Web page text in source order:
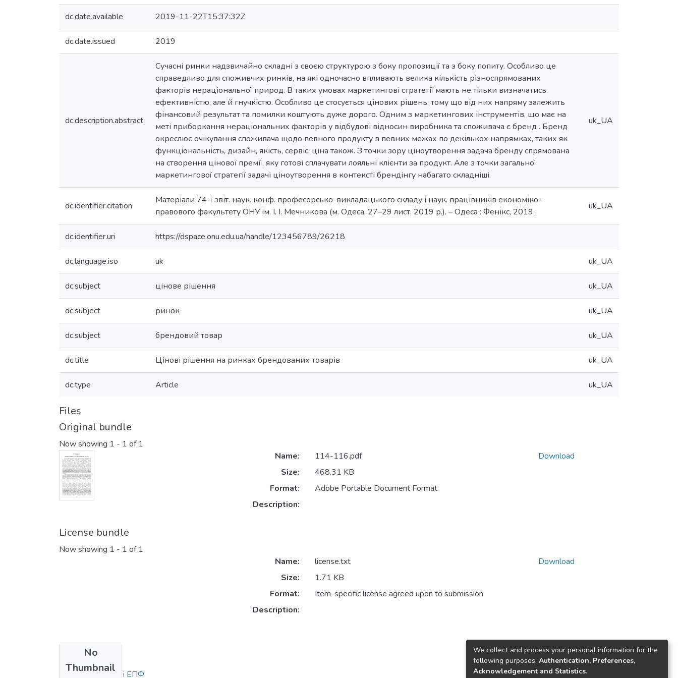
dc.date.available 2019-11-22T15:37:32Z
dc.date.issued 2019
dc.description.abstract
Сучасні ринки надзвичайно складні з своєю структурою з боку пропозиції та з боку попиту. Особливо це
справедливо для споживчих ринків, на які одночасно впливають велика кількість різноспрямованих
факторів нераціональної природ. В таких умовах маркетингові стратегії мають не тільки визначатись
ефективністю, але й гнучкістю. Особливо це стосується цінових рішень, тому що від них напряму залежить
фінансовий результат та помилки коштують дуже дорого. Одним з маркетингових інструментів, що має на
меті приборкання нераціональних факторів у відбудові відносин виробника та споживача є бренд . Бренд
окреслює очікування споживача щодо певного продукту в певних межах по декількох напрямках, таких як
функціональність, дизайн, якість, сервіс, ціна також. З точки зору ціноутворення задача бренду спрямована
на створення цінової премії, яку готові сплачувати лояльні клієнти за продукт. Але з точки загальної
маркетингової стратегії задачі ціноутворення в контексті брендінгу набагато складніші.
uk_UA
dc.identifier.citation
Матеріали 74-ї звіт. наук. конф. професорсько-викладацького складу і наук. працівників економіко-
правового факультету ОНУ ім. І. І. Мечникова (м. Одеса, 27–29 лист. 2019 р.). – Одеса : Фенікс, 2019.
uk_UA
dc.identifier.uri https://dspace.onu.edu.ua/handle/123456789/26218
dc.language.iso uk uk_UA
dc.subject цінове рішення uk_UA
dc.subject ринок uk_UA
dc.subject брендовий товар uk_UA
dc.title Цінові рішення на ринках брендованих товарів uk_UA
dc.type Article uk_UA
Files
Original bundle
Now showing 1 - 1 of 1
Name:
114-116.pdf
Size:
468.31 KB
Format:
Adobe Portable Document Format
Description:
Download
License bundle
Now showing 1 - 1 of 1
No
Thumbnail
Name:
license.txt
Size:
1.71 KB
Format:
Item-specific license agreed upon to submission
Description:
Download
Collections
Статті та доповіді ЕПФ
We collect and process your personal information for the
following purposes: Authentication, Preferences,
Acknowledgement and Statistics.